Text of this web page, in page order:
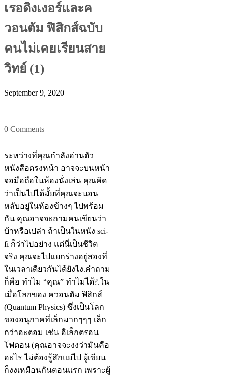
เรอดิงเงอร์และค
วอนตัม ฟิสิกส์ฉบับ
คนไม่เคยเรียนสาย
วิทย์ (1)
September 9, 2020
0 Comments
ระหว่างที่คุณกำลังอ่านตัว
หนังสือตรงหน้า อาจจะบนหน้า
จอมือถือในห้องนั่งเล่น คุณคิด
ว่าเป็นไปได้มั้ยที่คุณจะนอน
หลับอยู่ในห้องข้างๆ ไปพร้อม
กัน คุณอาจจะถามคนเขียนว่า
บ้าหรือเปล่า ถ้าเป็นในหนัง sci-
fi ก็ว่าไปอย่าง แต่นี่เป็นชีวิต
จริง คุณจะไปแยกร่างอยู่สองที่
ในเวลาเดียวกันได้ยังไง.คำถาม
ก็คือ ทำไม “คุณ” ทำไม่ได้?.ใน
เมื่อโลกของ ควอนตัม ฟิสิกส์
(Quantum Physics) ซึ่งเป็นโลก
ของอนุภาคที่เล็กมากๆๆๆ เล็ก
กว่าอะตอม เช่น อิเล็กตรอน
โฟตอน (คุณอาจจะงงว่ามันคือ
อะไร ไม่ต้องรู้สึกแย่ไป ผู้เขียน
ก็งงเหมือนกันตอนแรก เพราะผู้